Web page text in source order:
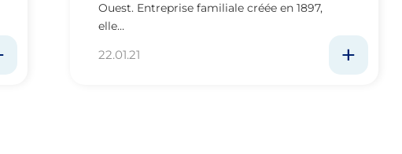
Ouest. Entreprise familiale créée en 1897,
elle…
22.01.21